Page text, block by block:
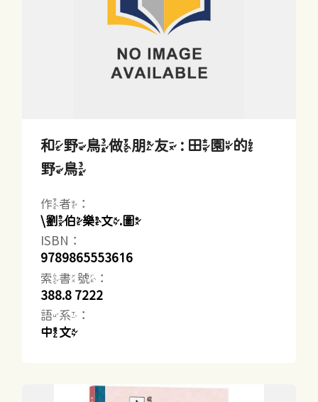
和野鳥做朋友 : 田園的
野鳥
作者：
\劉伯樂文.圖
ISBN：
9789865553616
索書號：
388.8 7222
語系：
中文